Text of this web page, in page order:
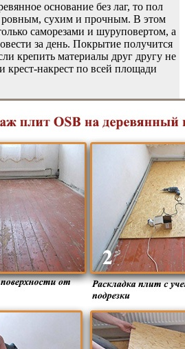
основание без лаг, то пол
ровным, сухим и прочным. В этом
саморезами и шуруповертом, а
за день. Покрытие получится
крепить материалы друг другу не
крест-накрест по всей площади